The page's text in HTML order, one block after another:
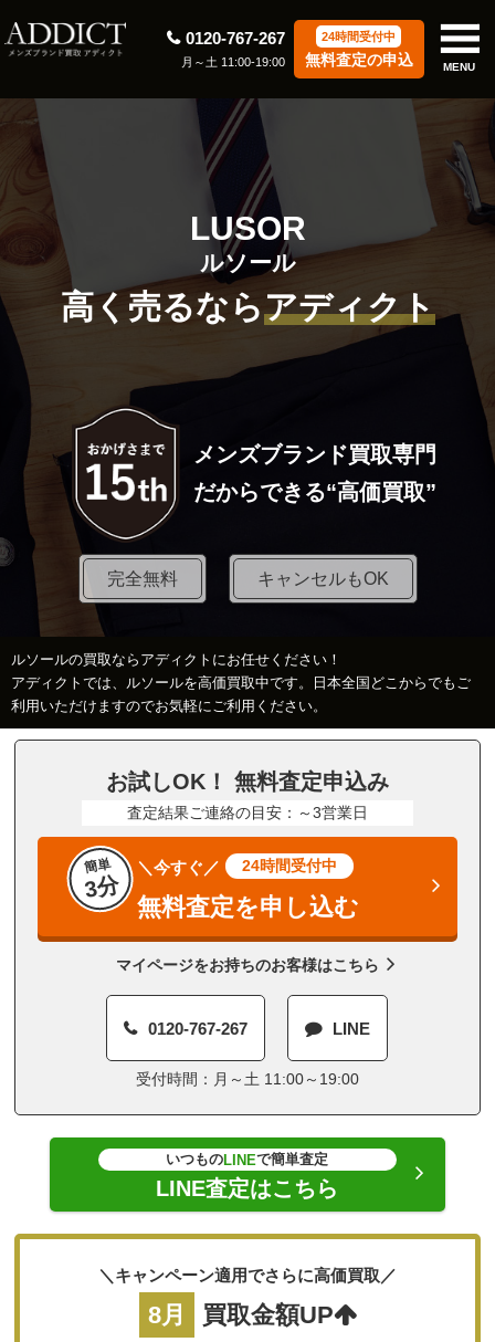
0120-767-267
月～土 11:00-19:00
24時間受付中
無料査定の申込 MENU
LUSOR
ルソール
高く売るならアディクト
メンズブランド買取専門
だからできる“高価買取”
完全無料 キャンセルもOK
ルソールの買取ならアディクトにお任せください！
アディクトでは、ルソールを高価買取中です。日本全国どこからでもご
利用いただけますのでお気軽にご利用ください。
お試しOK！ 無料査定申込み
査定結果ご連絡の目安：～3営業日
簡単
3分
＼今すぐ／ 24時間受付中
無料査定を申し込む
マイページをお持ちのお客様はこちら
0120-767-267 LINE
受付時間：月～土 11:00～19:00
いつものLINEで簡単査定
LINE査定はこちら
＼キャンペーン適用でさらに高価買取／
8月 買取金額UP